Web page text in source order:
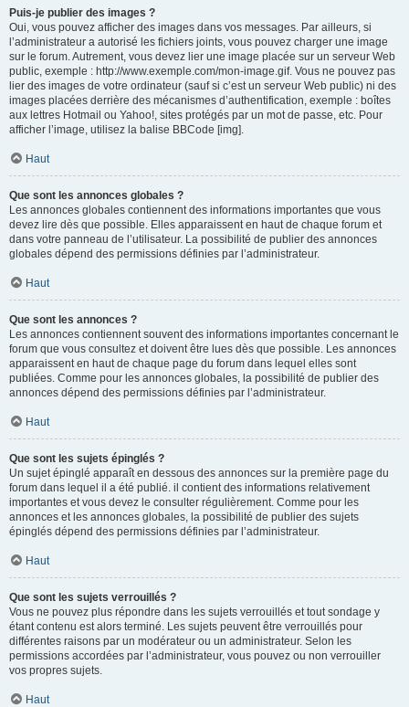
Puis-je publier des images ?
Oui, vous pouvez afficher des images dans vos messages. Par ailleurs, si
l’administrateur a autorisé les fichiers joints, vous pouvez charger une image
sur le forum. Autrement, vous devez lier une image placée sur un serveur Web
public, exemple : http://www.exemple.com/mon-image.gif. Vous ne pouvez pas
lier des images de votre ordinateur (sauf si c’est un serveur Web public) ni des
images placées derrière des mécanismes d’authentification, exemple : boîtes
aux lettres Hotmail ou Yahoo!, sites protégés par un mot de passe, etc. Pour
afficher l’image, utilisez la balise BBCode [img].
Haut
Que sont les annonces globales ?
Les annonces globales contiennent des informations importantes que vous
devez lire dès que possible. Elles apparaissent en haut de chaque forum et
dans votre panneau de l’utilisateur. La possibilité de publier des annonces
globales dépend des permissions définies par l’administrateur.
Haut
Que sont les annonces ?
Les annonces contiennent souvent des informations importantes concernant le
forum que vous consultez et doivent être lues dès que possible. Les annonces
apparaissent en haut de chaque page du forum dans lequel elles sont
publiées. Comme pour les annonces globales, la possibilité de publier des
annonces dépend des permissions définies par l’administrateur.
Haut
Que sont les sujets épinglés ?
Un sujet épinglé apparaît en dessous des annonces sur la première page du
forum dans lequel il a été publié. il contient des informations relativement
importantes et vous devez le consulter régulièrement. Comme pour les
annonces et les annonces globales, la possibilité de publier des sujets
épinglés dépend des permissions définies par l’administrateur.
Haut
Que sont les sujets verrouillés ?
Vous ne pouvez plus répondre dans les sujets verrouillés et tout sondage y
étant contenu est alors terminé. Les sujets peuvent être verrouillés pour
différentes raisons par un modérateur ou un administrateur. Selon les
permissions accordées par l’administrateur, vous pouvez ou non verrouiller
vos propres sujets.
Haut